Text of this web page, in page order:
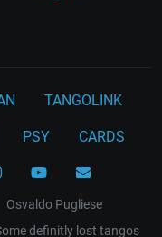
TANGOLINK
PSY CARDS
Osvaldo Pugliese
definitly lost tangos